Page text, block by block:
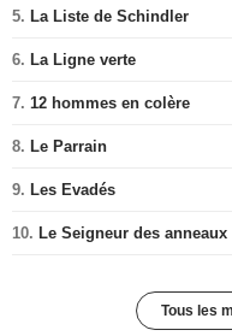
5. La Liste de Schindler
6. La Ligne verte
7. 12 hommes en colère
8. Le Parrain
9. Les Evadés
10. Le Seigneur des
Tous les